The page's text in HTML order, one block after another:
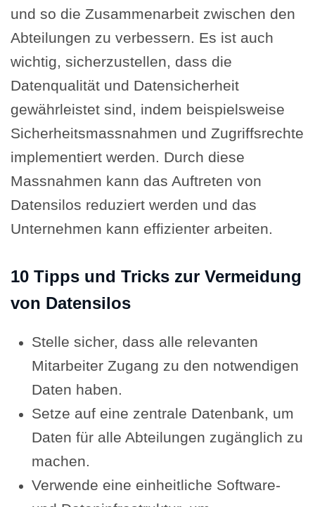
und so die Zusammenarbeit zwischen den
Abteilungen zu verbessern. Es ist auch
wichtig, sicherzustellen, dass die
Datenqualität und Datensicherheit
gewährleistet sind, indem beispielsweise
Sicherheitsmassnahmen und Zugriffsrechte
implementiert werden. Durch diese
Massnahmen kann das Auftreten von
Datensilos reduziert werden und das
Unternehmen kann effizienter arbeiten.
10 Tipps und Tricks zur Vermeidung
von Datensilos
Stelle sicher, dass alle relevanten
Mitarbeiter Zugang zu den notwendigen
Daten haben.
Setze auf eine zentrale Datenbank, um
Daten für alle Abteilungen zugänglich zu
machen.
Verwende eine einheitliche Software-